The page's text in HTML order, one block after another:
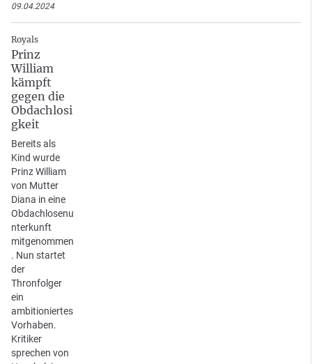
09.04.2024
Royals
Prinz
William
kämpft
gegen die
Obdachlosi
gkeit
Bereits als
Kind wurde
Prinz William
von Mutter
Diana in eine
Obdachlosenu
nterkunft
mitgenommen
. Nun startet
der
Thronfolger
ein
ambitioniertes
Vorhaben.
Kritiker
sprechen von